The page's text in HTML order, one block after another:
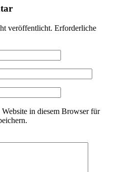
veröffentlicht. Erforderliche
in diesem Browser für